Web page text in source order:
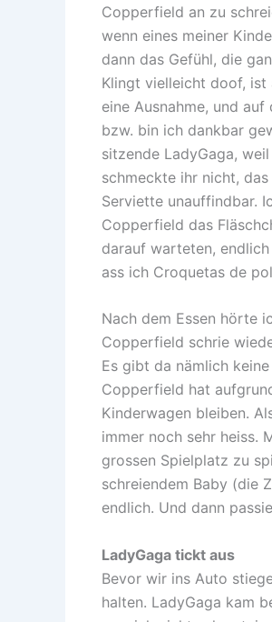
Copperfield an zu
wenn eines meiner
dann das Gefühl, die
Klingt vielleicht doof, ist
eine Ausnahme, und
bzw. bin ich dankbar
sitzende LadyGaga,
schmeckte ihr nicht,
Serviette unauffindbar.
Copperfield das
darauf warteten,
ass ich Croquetas de
Nach dem Essen hörte
Copperfield schrie
Es gibt da nämlich
Copperfield hat
Kinderwagen bleiben.
immer noch sehr heiss.
grossen Spielplatz zu
schreiendem Baby (die
endlich. Und dann
LadyGaga tickt aus
Bevor wir ins Auto
halten. LadyGaga kam